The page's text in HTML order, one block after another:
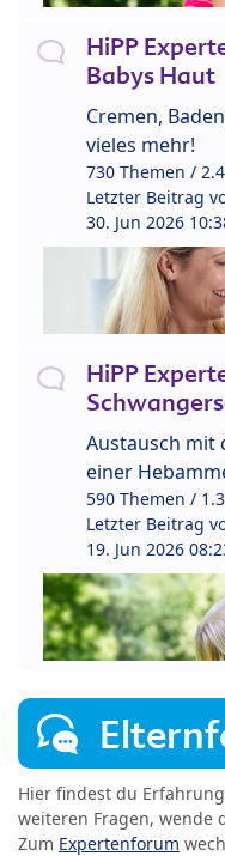
HiPP
Babys Haut
Cremen,
vieles mehr!
730 Themen /
Letzter Beitrag
30. Jun 2026
HiPP
Austausch mit
einer
590 Themen /
Letzter Beitrag
19. Jun 2026
Hier findest du
weiteren Fragen, wende
Zum Expertenforum